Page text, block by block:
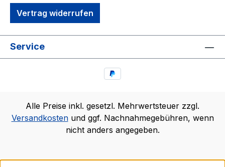
Vertrag widerrufen
Service
Alle Preise inkl. gesetzl. Mehrwertsteuer zzgl.
Versandkostenund ggf. Nachnahmegebühren, wenn
nicht anders angegeben.